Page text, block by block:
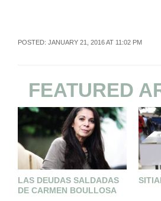
POSTED: JANUARY 21, 2016 AT 11:02 PM
FEATURED
LAS DEUDAS SALDADAS
DE CARMEN BOULLOSA